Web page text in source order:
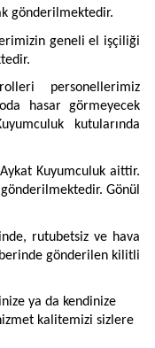
gönderilmektedir.
geneli el işçiliği
personellerimiz
hasar görmeyecek
kutularında
Kuyumculuk aittir.
Gönül
rutubetsiz ve hava
gönderilen kilitli
ya da kendinize
kalitemizi sizlere